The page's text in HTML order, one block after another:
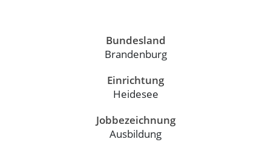
Bundesland
Brandenburg
Einrichtung
Heidesee
Jobbezeichnung
Ausbildung